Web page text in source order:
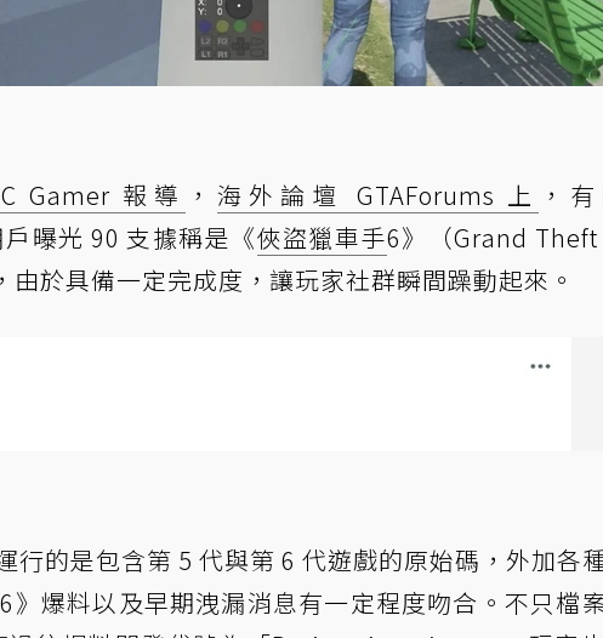
Gamer 報導 ，海外論壇 GTAForums 上 ，
曝光 90 支據稱是《俠盜獵車手6》（Grand Theft
於具備一定完成度，讓玩家社群瞬間躁動起來。
行的是包含第 5 代與第 6 代遊戲的原始碼，外加各
》爆料以及早期洩漏消息有一定程度吻合。不只檔